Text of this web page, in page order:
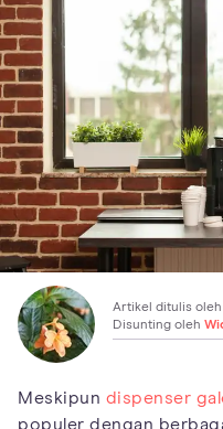
Artikel ditulis oleh
Disunting oleh
Meskipun dispenser
populer dengan